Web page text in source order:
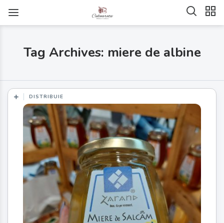
Tag Archives: miere de albine
DISTRIBUIE